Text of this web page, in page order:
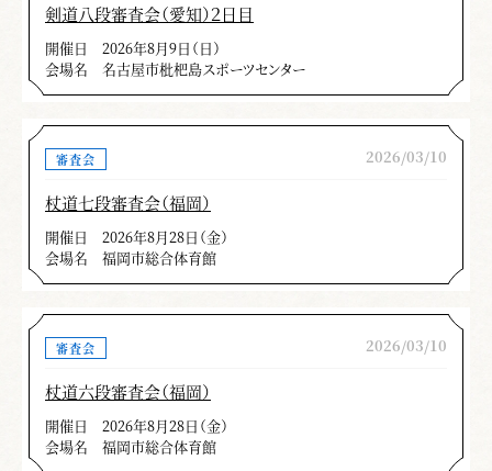
剣道八段審査会（愛知）２日目
開催日
2026年8月9日（日）
会場名
名古屋市枇杷島スポーツセンター
審査会 2026/03/10
杖道七段審査会（福岡）
開催日
2026年8月28日（金）
会場名
福岡市総合体育館
審査会 2026/03/10
杖道六段審査会（福岡）
開催日
2026年8月28日（金）
会場名
福岡市総合体育館